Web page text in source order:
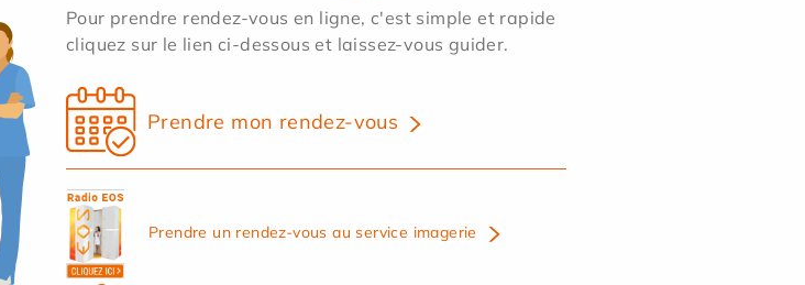
Pour prendre rendez-vous en ligne, c'est simple et rapide
cliquez sur le lien ci-dessous et laissez-vous guider.
Prendre mon rendez-vous
Prendre un rendez-vous au service imagerie